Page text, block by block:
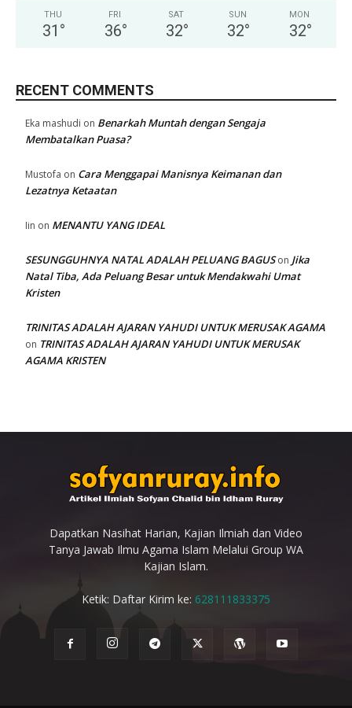
THU
31 °
FRI
36°
SAT
32°
SUN
32°
MON
32°
RECENT COMMENTS
Eka mashudi on Benarkah Muntah dengan Sengaja
Membatalkan Puasa?
Mustofa on Cara Menggapai Manisnya Keimanan dan
Lezatnya Ketaatan
Iin on MENANTU YANG IDEAL
SESUNGGUHNYA NATAL ADALAH PELUANG BAGUSon Jika
Natal Tiba, Ada Peluang Besar untuk Mendakwahi Umat
Kristen
TRINITAS ADALAH AJARAN YAHUDI UNTUK MERUSAK AGAMA
on TRINITAS ADALAH AJARAN YAHUDI UNTUK MERUSAK
AGAMA KRISTEN
Dapatkan Nasihat Harian, Kajian Ilmiah dan Video
Tanya Jawab Ilmu Agama Islam Melalui Group WA
Kajian Islam.
Ketik: Daftar Kirim ke: 628111833375